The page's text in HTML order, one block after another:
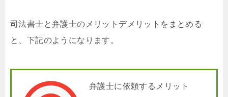
司法書士と弁護士のメリットデメリットをまとめる
と、下記のようになります。
弁護士に依頼するメリット